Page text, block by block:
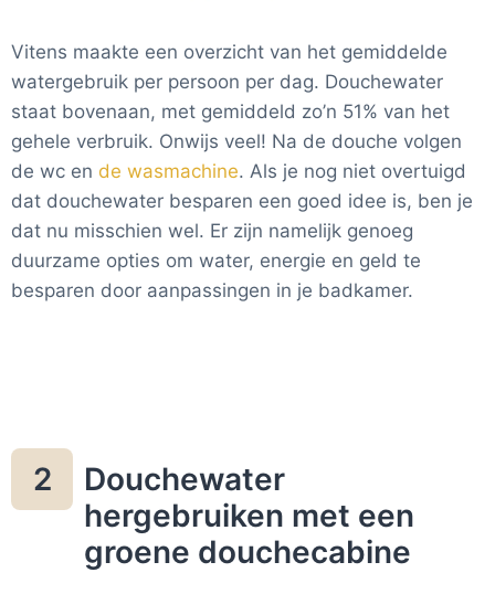
Vitens maakte een overzicht van het gemiddelde
watergebruik per persoon per dag. Douchewater
staat bovenaan, met gemiddeld zo’n 51% van het
gehele verbruik. Onwijs veel! Na de douche volgen
de wc en de wasmachine. Als je nog niet overtuigd
dat douchewater besparen een goed idee is, ben je
dat nu misschien wel. Er zijn namelijk genoeg
duurzame opties om water, energie en geld te
besparen door aanpassingen in je badkamer.
2
Douchewater
hergebruiken met een
groene douchecabine